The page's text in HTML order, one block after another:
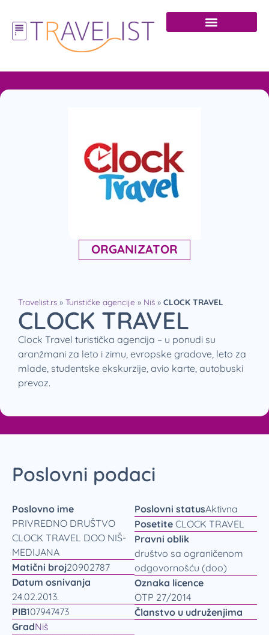
ORGANIZATOR
Travelist.rs » Turističke agencije » Niš » CLOCK TRAVEL
CLOCK TRAVEL
Clock Travel turistička agencija – u ponudi su
aranžmani za leto i zimu, evropske gradove, leto za
mlade, studentske ekskurzije, avio karte, autobuski
prevoz.
Poslovni podaci
Poslovno ime
PRIVREDNO DRUŠTVO
CLOCK TRAVEL DOO NIŠ-
MEDIJANA
Matični broj20902787
Datum osnivanja
24.02.2013.
PIB107947473
GradNiš
Poslovni statusAktivna
Posetite CLOCK TRAVEL
Pravni oblik
društvo sa ograničenom
odgovornošću (doo)
Oznaka licence
OTP 27/2014
Članstvo u udruženjima